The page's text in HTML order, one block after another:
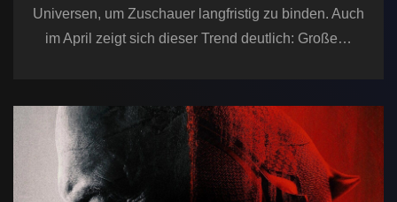
Universen, um Zuschauer langfristig zu binden. Auch
im April zeigt sich dieser Trend deutlich: Große…